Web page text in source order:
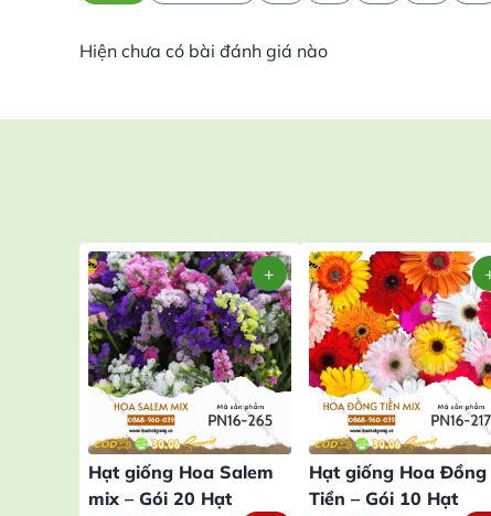
Hiện chưa có bài đánh giá nào
Hạt giống Hoa Salem
mix – Gói 20 Hạt
Hạt giống Hoa Đồng
Tiền – Gói 10 Hạt